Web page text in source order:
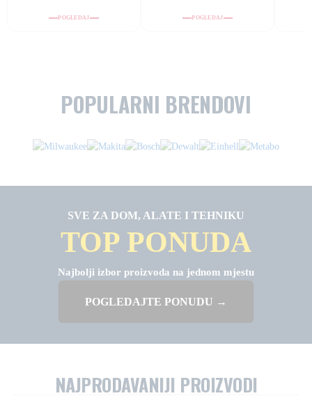
POGLEDAJ POGLEDAJ
POPULARNI BRENDOVI
SVE ZA DOM, ALATE I TEHNIKU
TOP PONUDA
Najbolji izbor proizvoda na jednom mjestu
POGLEDAJTE PONUDU →
NAJPRODAVANIJI PROIZVODI